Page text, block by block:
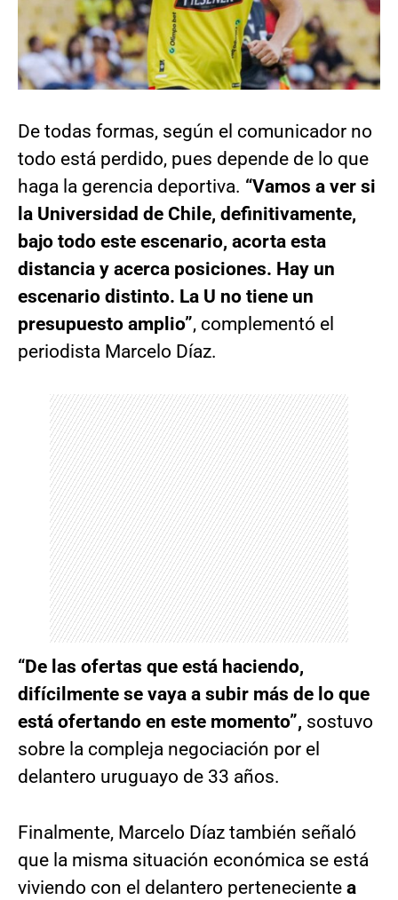
De todas formas, según el comunicador no
todo está perdido, pues depende de lo que
haga la gerencia deportiva. “Vamos a ver si
la Universidad de Chile, definitivamente,
bajo todo este escenario, acorta esta
distancia y acerca posiciones. Hay un
escenario distinto. La U no tiene un
presupuesto amplio”, complementó el
periodista Marcelo Díaz.
“De las ofertas que está haciendo,
difícilmente se vaya a subir más de lo que
está ofertando en este momento”, sostuvo
sobre la compleja negociación por el
delantero uruguayo de 33 años.
Finalmente, Marcelo Díaz también señaló
que la misma situación económica se está
viviendo con el delantero perteneciente a